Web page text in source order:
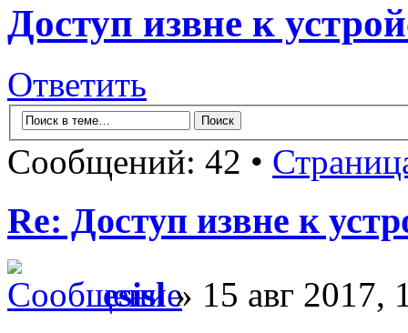
Доступ извне к
Ответить
Сообщений: 42 •
Re: Доступ извне к
esisl» 15 авг 2017,